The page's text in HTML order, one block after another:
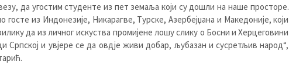
да угостим студенте из пет земаља који су дошли на наше просторе.
госте из Индонезије, Никарагве, Турске, Азербејџана и Македоније, који
да из личног искуства промијене лошу слику о Босни и Херцеговини
Српској и увјере се да овдје живи добар, љубазан и сусретљив народ“,